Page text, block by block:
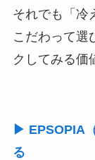
それでも「冷
こだわって選
クしてみる価
▶ EPSOPIA
る